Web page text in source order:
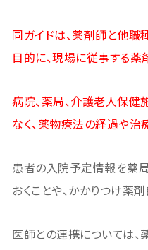
同ガイドは、薬剤師と他
目的に、現場に従事する
病院、薬局、介護老人保
なく、薬物療法の経過や
患者の入院予定情報を薬
おくことや、かかりつけ薬
医師との連携については